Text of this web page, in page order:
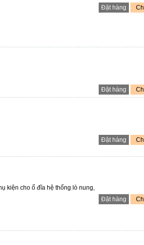
Đặt hàng
Đặt hàng
Đặt hàng
kiện cho ổ đĩa hệ thống lò nung,
Đặt hàng